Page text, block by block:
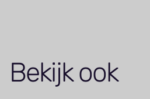
Bekijk ook